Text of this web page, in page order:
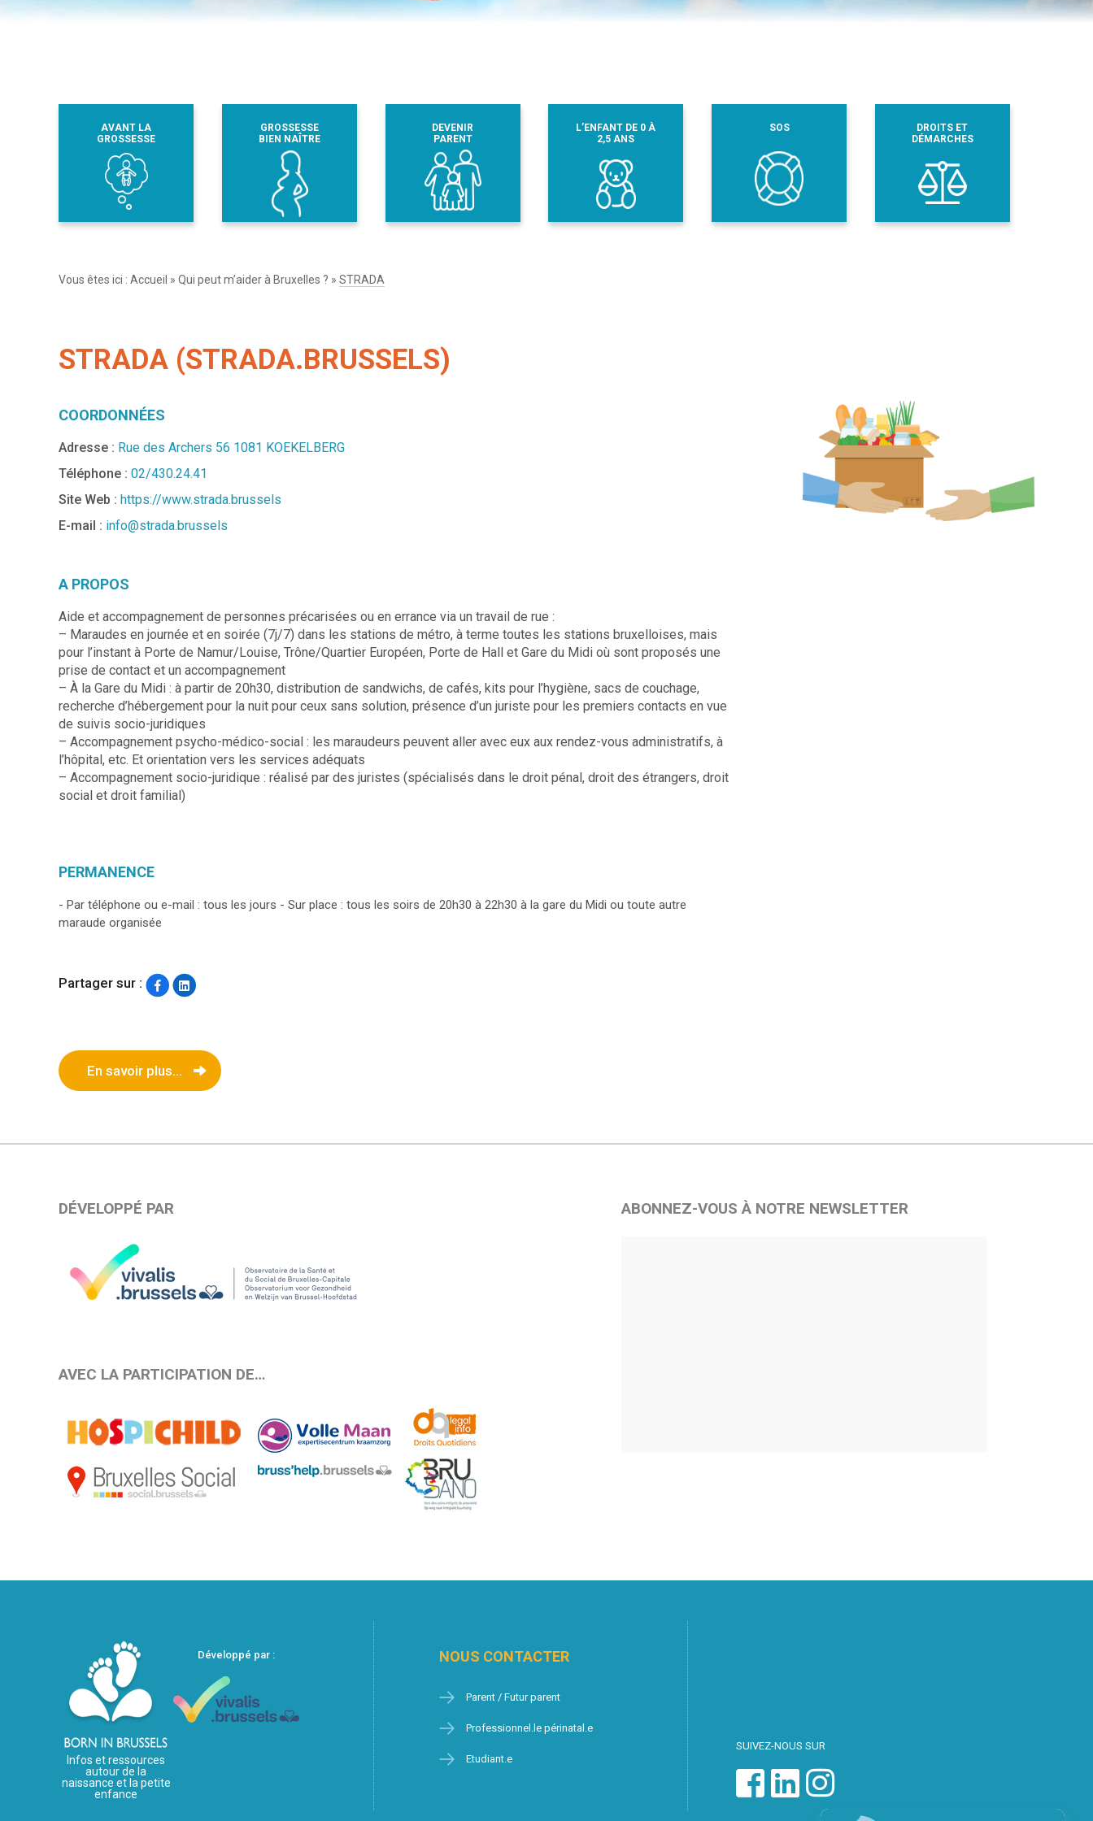
AVANT LA
GROSSESSE
GROSSESSE
BIEN NAÎTRE
DEVENIR
PARENT
L’ENFANT DE 0 À
2,5 ANS
SOS
DROITS ET
DÉMARCHES
Vous êtes ici : Accueil » Qui peut m’aider à Bruxelles ? » STRADA
STRADA (STRADA.BRUSSELS)
COORDONNÉES
Adresse : Rue des Archers 56 1081 KOEKELBERG
Téléphone : 02/430.24.41
Site Web : https://www.strada.brussels
E-mail : info@strada.brussels
A PROPOS
Aide et accompagnement de personnes précarisées ou en errance via un travail de rue :
– Maraudes en journée et en soirée (7j/7) dans les stations de métro, à terme toutes les stations bruxelloises, mais
pour l’instant à Porte de Namur/Louise, Trône/Quartier Européen, Porte de Hall et Gare du Midi où sont proposés une
prise de contact et un accompagnement
– À la Gare du Midi : à partir de 20h30, distribution de sandwichs, de cafés, kits pour l’hygiène, sacs de couchage,
recherche d’hébergement pour la nuit pour ceux sans solution, présence d’un juriste pour les premiers contacts en vue
de suivis socio-juridiques
– Accompagnement psycho-médico-social : les maraudeurs peuvent aller avec eux aux rendez-vous administratifs, à
l’hôpital, etc. Et orientation vers les services adéquats
– Accompagnement socio-juridique : réalisé par des juristes (spécialisés dans le droit pénal, droit des étrangers, droit
social et droit familial)
PERMANENCE
- Par téléphone ou e-mail : tous les jours - Sur place : tous les soirs de 20h30 à 22h30 à la gare du Midi ou toute autre
maraude organisée
Partager sur :
En savoir plus...
DÉVELOPPÉ PAR
AVEC LA PARTICIPATION DE…
ABONNEZ-VOUS À NOTRE NEWSLETTER
Infos et ressources
autour de la
naissance et la petite
enfance
Développé par : NOUS CONTACTER
Parent / Futur parent
Professionnel.le périnatal.e
Etudiant.e
SUIVEZ-NOUS SUR